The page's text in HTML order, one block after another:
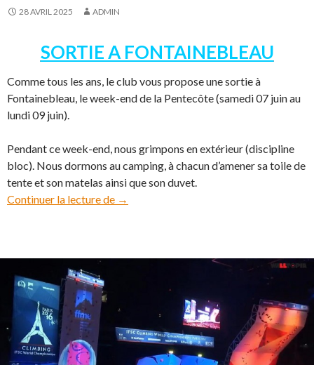
28 AVRIL 2025 ADMIN
SORTIE A FONTAINEBLEAU
Comme tous les ans, le club vous propose une sortie à
Fontainebleau, le week-end de la Pentecôte (samedi 07 juin au
lundi 09 juin).
Pendant ce week-end, nous grimpons en extérieur (discipline
bloc). Nous dormons au camping, à chacun d’amener sa toile de
tente et son matelas ainsi que son duvet.
Continuer la lecture de A vos agendas ! Fontainebleau 2025
→